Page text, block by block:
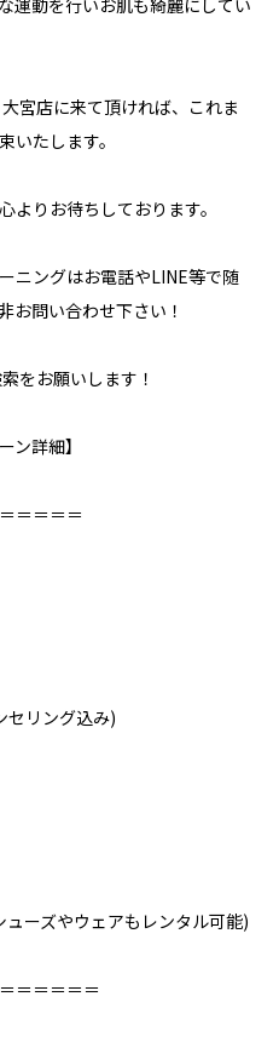
運動を行いお肌も綺麗にしてい
宮店に来て頂ければ、これま
いたします。
よりお待ちしております。
ニングはお電話やLINE等で随
お問い合わせ下さい！
をお願いします！
ン詳細】⁣
＝＝＝＝⁣
セリング込み)
ューズやウェアもレンタル可能)
＝＝＝＝＝⁣